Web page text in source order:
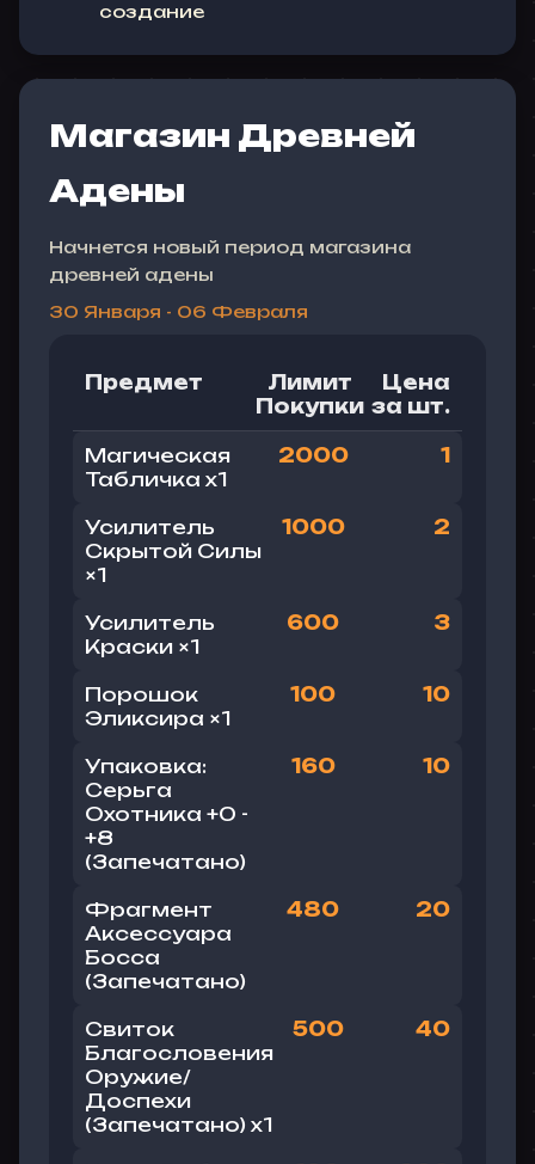
создание
Магазин Древней
Адены
Начнется новый период магазина
древней адены
30 Января - 06 Февраля
Предмет
Лимит
Покупки
Цена
за шт.
Магическая
Табличка x1
2000 1
Усилитель
Скрытой Силы
×1
1000 2
Усилитель
Краски ×1
600 3
Порошок
Эликсира ×1
100 10
Упаковка:
Серьга
Охотника +0 -
+8
(Запечатано)
160 10
Фрагмент
Аксессуара
Босса
(Запечатано)
480 20
Свиток
Благословения
Оружие/
Доспехи
(Запечатано) x1
500 40